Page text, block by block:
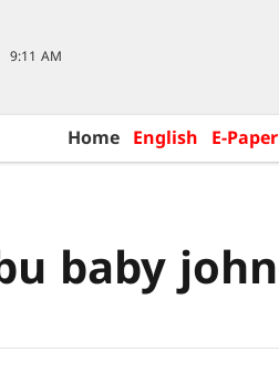
9:11 AM
Home English E-Paper
baby john